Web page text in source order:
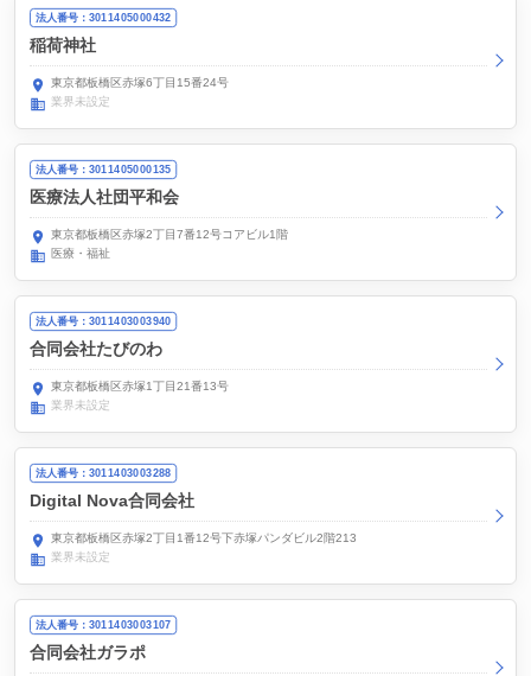
法人番号：3011405000432
稲荷神社
東京都板橋区赤塚6丁目15番24号
業界未設定
法人番号：3011405000135
医療法人社団平和会
東京都板橋区赤塚2丁目7番12号コアビル1階
医療・福祉
法人番号：3011403003940
合同会社たびのわ
東京都板橋区赤塚1丁目21番13号
業界未設定
法人番号：3011403003288
Digital Nova合同会社
東京都板橋区赤塚2丁目1番12号下赤塚パンダビル2階213
業界未設定
法人番号：3011403003107
合同会社ガラポ